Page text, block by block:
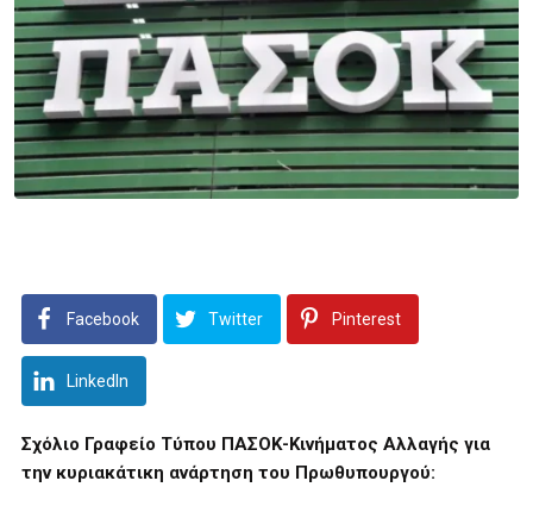
Facebook Twitter Pinterest
LinkedIn
Σχόλιο Γραφείο Τύπου ΠΑΣΟΚ-Κινήματος Αλλαγής για
την κυριακάτικη ανάρτηση του Πρωθυπουργού: